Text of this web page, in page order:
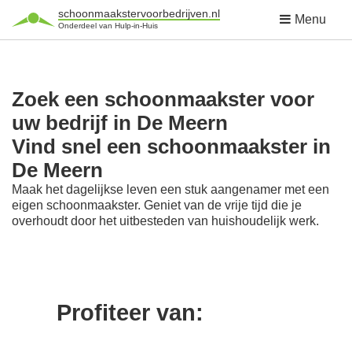
schoonmaakstervoorbedrijven.nl
Onderdeel van Hulp-in-Huis Menu
Zoek een schoonmaakster voor
uw bedrijf in De Meern
Vind snel een schoonmaakster in
De Meern
Maak het dagelijkse leven een stuk aangenamer met een
eigen schoonmaakster. Geniet van de vrije tijd die je
overhoudt door het uitbesteden van huishoudelijk werk.
Profiteer van: